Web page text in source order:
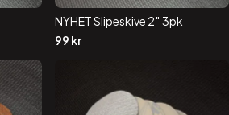
NYHET Slipeskive 2″ 3pk
99 kr